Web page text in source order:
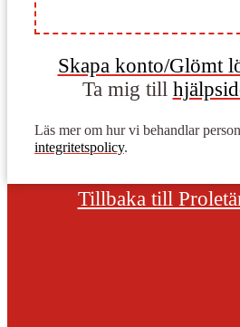
Skapa konto/Glömt
Ta mig till
Läs mer om hur vi behandlar
integritetspolicy.
Tillbaka till